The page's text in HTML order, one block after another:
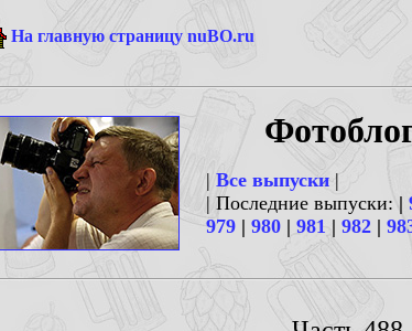
На главную страницу nuBO.ru
| Все выпуски |
| Последние выпуски: |
979 | 980 | 981 | 982 |